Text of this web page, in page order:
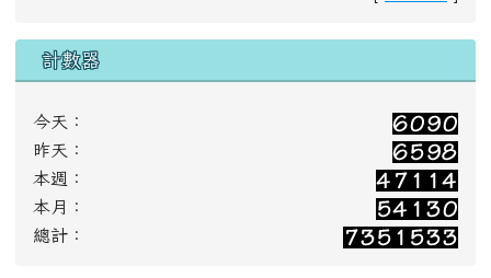
總計：
【花蓮縣富里鄉東里國民小學 Hualien County
Dongli Elementary School】
【電話：03-8861161】 【傳真：03-8861050】
【網站管理者：connie.hong1030@gmail.com】